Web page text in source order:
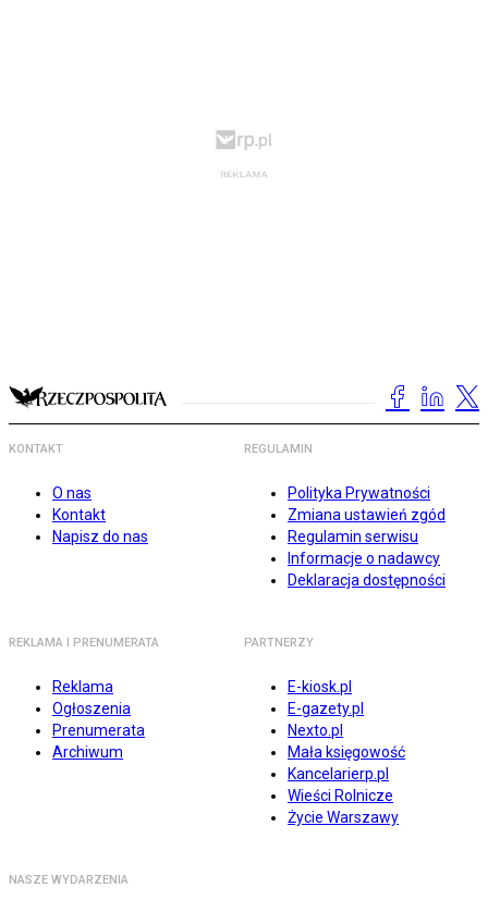
KONTAKT
O nas
Kontakt
Napisz do nas
REGULAMIN
Polityka Prywatności
Zmiana ustawień zgód
Regulamin serwisu
Informacje o nadawcy
Deklaracja dostępności
REKLAMA I PRENUMERATA
Reklama
Ogłoszenia
Prenumerata
Archiwum
PARTNERZY
E-kiosk.pl
E-gazety.pl
Nexto.pl
Mała księgowość
Kancelarierp.pl
Wieści Rolnicze
Życie Warszawy
NASZE WYDARZENIA